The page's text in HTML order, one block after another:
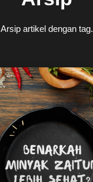
Arsip artikel dengan tag.